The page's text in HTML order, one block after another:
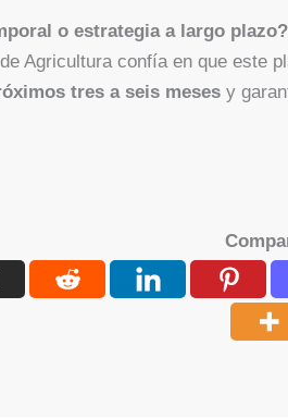
o estrategia a largo plazo?
Agricultura confía en que este
tres a seis mesesy